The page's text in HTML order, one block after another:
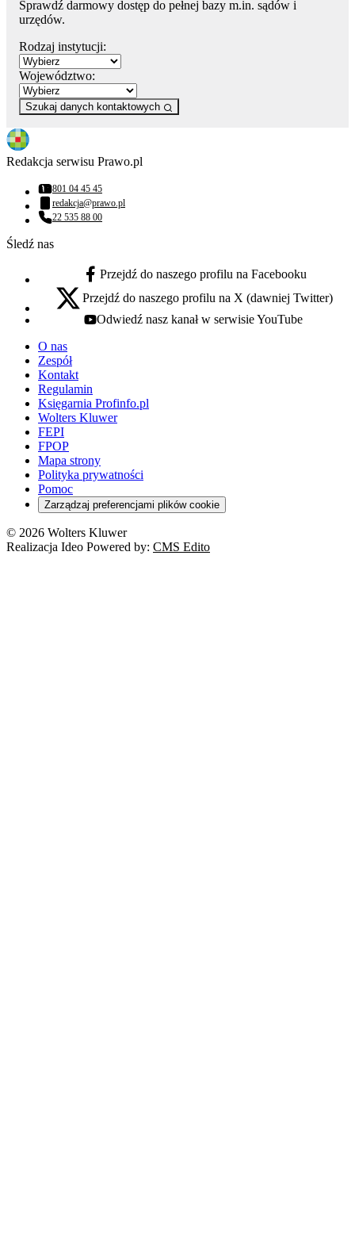
Sprawdź darmowy dostęp do pełnej bazy m.in. sądów i
urzędów.
Rodzaj instytucji:
Województwo:
Szukaj danych kontaktowych
Redakcja serwisu Prawo.pl
Numer telefonu:
801 04 45 45
Adres email:
redakcja@prawo.pl
Numer telefonu:
22 535 88 00
Śledź nas
facebook - otwiera się w nowej karcie
Przejdź do naszego profilu na Facebooku
x - otwiera się w nowej karcie
Przejdź do naszego profilu na X (dawniej Twitter)
youtube - otwiera się w nowej karcie
Odwiedź nasz kanał w serwisie YouTube
O nas
Zespół
Kontakt
Regulamin
Księgarnia Profinfo.pl
Wolters Kluwer
FEPI
FPOP
Mapa strony
Polityka prywatności
Pomoc
Zarządzaj preferencjami plików cookie
© 2026 Wolters Kluwer
Realizacja Ideo Powered by: CMS Edito